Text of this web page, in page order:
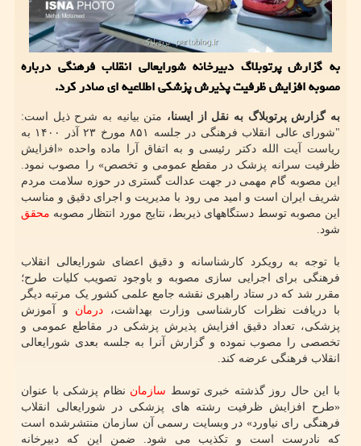
به گزارش پرتوبلاگ دبیرخانه شورایعالی انقلاب فرهنگی درباره
مصوبه افزایش ظرفیت پذیرش پزشکی اطلاعیه ای صادر کرد.
به گزارش پرتوبلاگ به نقل از ایسنا، متن بیانیه به شرح ذیل است:
"شورای عالی انقلاب فرهنگی در جلسه ۸۵۱ مورخ ۲۳ آذر ۱۴۰۰ به
ریاست آیت الله دکتر رئیسی و به اتفاق آرا ماده واحده «افزایش
ظرفیت سرانه پزشک در مقطع عمومی و تخصص» را مصوب نمود.
این مصوبه گام مهمی در جهت عدالت گستری در حوزه سلامت مردم
شریف ایران است و امید می رود با مدیریت و اجرای دقیق و مناسب
این مصوبه توسط دستگاههای ذیربط، نتایج مورد انتظار مصوبه محقق
شود.
با توجه به رویکرد کارشناسانه و دقیق اعضای شورایعالی انقلاب
فرهنگی برای اجرایی سازی مصوبه و باوجود تصویب کلیات طرح؛
مقرر شد که در ستاد راهبری نقشه جامع علمی کشور یک مرتبه دیگر
با دریافت نظرات کارشناسی وزارت بهداشت، درمان و آموزش
پزشکی، تعداد دقیق افزایش پذیرش پزشکی در مقاطع عمومی و
تخصصی را مصوب نموده و گزارش آنرا به جلسه بعدی شورایعالی
انقلاب فرهنگی عرضه کند.
با این حال روز گذشته خبری توسط سازمان نظام پزشکی با عنوان
«طرح افزایش ظرفیت رشته های پزشکی در شورایعالی انقلاب
فرهنگی رای نیاورد» در وبسایت رسمی آن سازمان منتشرشده است
که نادرست است و تکذیب می شود. ضمن این که دبیرخانه